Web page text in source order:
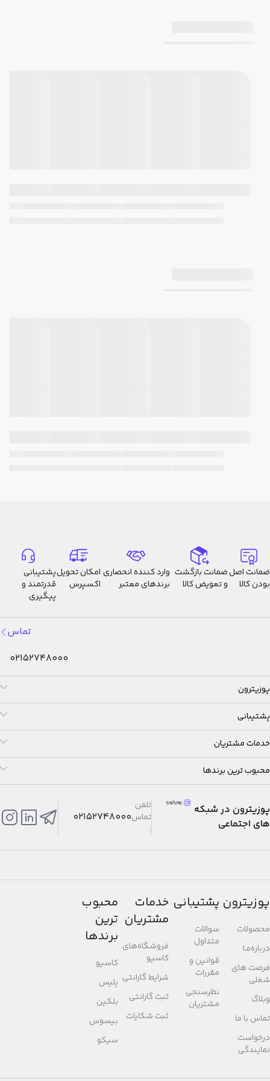
ضمانت اصل
بودن کالا
ضمانت بازگشت
و تعویض کالا
وارد کننده انحصاری
برندهای معتبر
امکان تحویل
اکسپرس
پشتیبانی
قدرتمند و
پیگیری
تماس
02152748000
پوزیترون
پشتیبانی
خدمات مشتریان
محبوب ترین برندها
پوزیترون در شبکه
های اجتماعی
تلفن
تماس
:
02152748000
پوزیترون
محصولات
درباره‌مـا
فرصت های
شغلی
وبلاگ
تماس با ما
درخواست
نمایندگی
پشتیبانی
سوالات
متداول
قوانین و
مقررات
نظرسنجی
مشتریان
خدمات
مشتریان
فروشگاه‌های
کاسیو
شرایط گارانتی
ثبت گارانتی
ثبت شکایات
محبوب
ترین
برندها
کاسیو
پلیس
بلکین
بیسوس
سیکو